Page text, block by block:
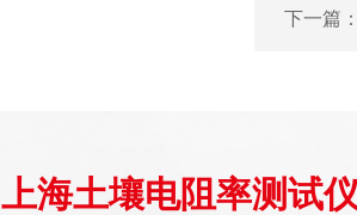
下一篇
上海土壤电阻率测试